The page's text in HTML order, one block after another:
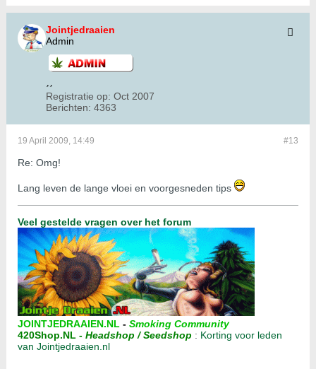
Jointjedraaien
Admin
Registratie op: Oct 2007
Berichten: 4363
#13
19 April 2009, 14:49
Re: Omg!
Lang leven de lange vloei en voorgesneden tips
Veel gestelde vragen over het forum
JOINTJEDRAAIEN.NL - Smoking Community
420Shop.NL - Headshop / Seedshop : Korting voor leden
van Jointjedraaien.nl